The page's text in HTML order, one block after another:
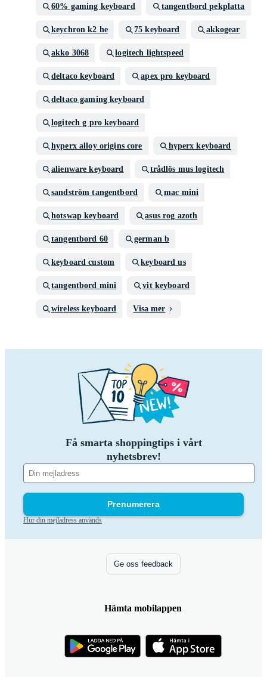
60% gaming keyboard tangentbord pekplatta
keychron k2 he 75 keyboard akkogear
akko 3068 logitech lightspeed
deltaco keyboard apex pro keyboard
deltaco gaming keyboard
logitech g pro keyboard
hyperx alloy origins core hyperx keyboard
alienware keyboard trådlös mus logitech
sandström tangentbord mac mini
hotswap keyboard asus rog azoth
tangentbord 60 german b
keyboard custom keyboard us
tangentbord mini vit keyboard
wireless keyboard Visa mer
Få smarta shoppingtips i vårt
nyhetsbrev!
Prenumerera
Hur din mejladress används
Ge oss feedback
Hämta mobilappen